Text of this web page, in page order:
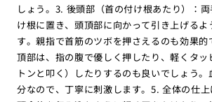
しょう。3. 後頭部（首の付け根あたり）：
け根に置き、頭頂部に向かって引き上げるよ
す。親指で首筋のツボを押さえるのも効果
頂部は、指の腹で優しく押したり、軽くタッ
トンと叩く）したりするのも良いでしょう
分なので、丁寧に刺激します。5. 全体の仕